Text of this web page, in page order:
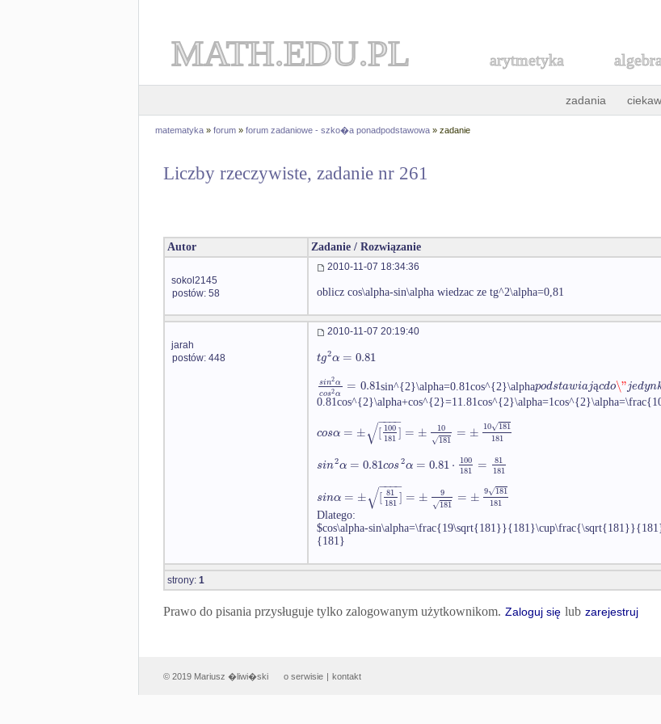
MATH.EDU.PL arytmetyka algebra
zadania
matematyka » forum » forum zadaniowe - szko�a ponadpodstawowa » zadanie
Liczby rzeczywiste, zadanie nr 261
Autor Zadanie / Rozwiązanie
sokol2145
postów: 58
2010-11-07 18:34:36
oblicz cos\alpha-sin\alpha wiedzac ze tg^2\alpha=0,81
jarah
postów: 448
2010-11-07 20:19:40
tg2α = 0.81
sin2α
cos2α = 0.81sin^{2}\alpha=0.81cos^{2}\alphapodstawiającdo\"jedyn
0.81cos^{2}\alpha+cos^{2}=1 1.81cos^{2}\alpha=1
cosα = ± [ 100
181]
− −
−−
√ = ±
10
181
√ = ± 10 181
√
181
sin2α = 0.81cos2α = 0.81⋅ 100
181 = 81
181
sinα = ± [ 81
181]
− −
−−
√ = ±
9
181
√ = ± 9 181
√
181
Dlatego:
$cos\alpha-
{181}
strony: 1
Prawo do pisania przysługuje tylko zalogowanym użytkownikom. Zaloguj się lub zarejestruj
© 2019 Mariusz �liwi�ski o serwisie | kontakt